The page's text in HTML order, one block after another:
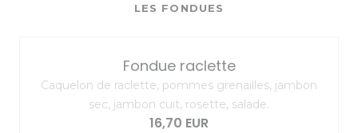
LES FONDUES
Fondue raclette
Caquelon de raclette, pommes grenailles, jambon
sec, jambon cuit, rosette, salade.
16,70 EUR